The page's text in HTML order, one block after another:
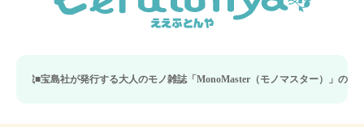
島社が発行する大人のモノ雑誌「MonoMaster（モノマスター）」の疲労回復・